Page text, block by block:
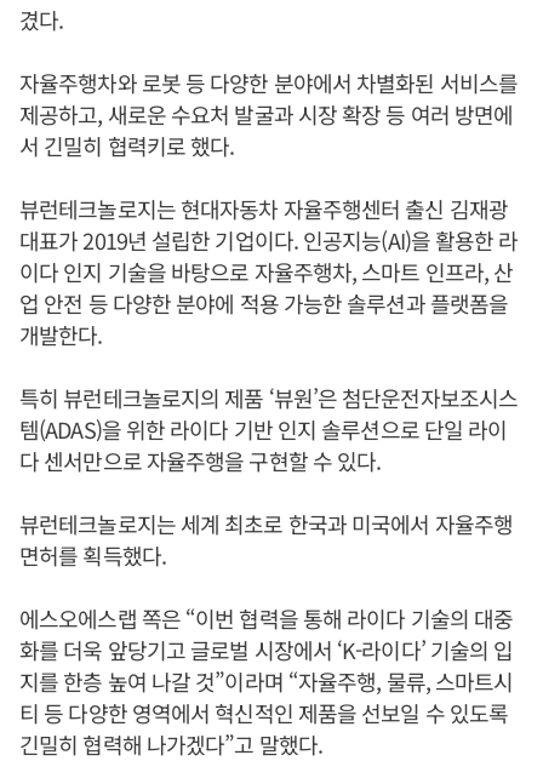
겼다.
자율주행차와 로봇 등 다양한 분야에서 차별화된 서비스를
제공하고, 새로운 수요처 발굴과 시장 확장 등 여러 방면에
서 긴밀히 협력키로 했다.
뷰런테크놀로지는 현대자동차 자율주행센터 출신 김재광
대표가 2019년 설립한 기업이다. 인공지능(AI)을 활용한 라
이다 인지 기술을 바탕으로 자율주행차, 스마트 인프라, 산
업 안전 등 다양한 분야에 적용 가능한 솔루션과 플랫폼을
개발한다.
특히 뷰런테크놀로지의 제품 ‘뷰원’은 첨단운전자보조시스
템(ADAS)을 위한 라이다 기반 인지 솔루션으로 단일 라이
다 센서만으로 자율주행을 구현할 수 있다.
뷰런테크놀로지는 세계 최초로 한국과 미국에서 자율주행
면허를 획득했다.
에스오에스랩 쪽은 “이번 협력을 통해 라이다 기술의 대중
화를 더욱 앞당기고 글로벌 시장에서 ‘K-라이다’ 기술의 입
지를 한층 높여 나갈 것”이라며 “자율주행, 물류, 스마트시
티 등 다양한 영역에서 혁신적인 제품을 선보일 수 있도록
긴밀히 협력해 나가겠다”고 말했다.